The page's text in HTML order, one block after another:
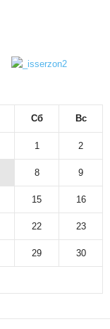
Сб Вс
1 2
8 9
15 16
22 23
29 30